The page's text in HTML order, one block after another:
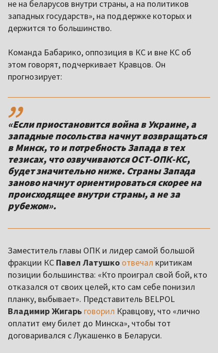
не на беларусов внутри страны, а на политиков
западных государств», на поддержке которых и
держится то большинство.
Команда Бабарико, оппозиция в КС и вне КС об
этом говорят, подчеркивает Кравцов. Он
прогнозирует:
,,
«Если приостановится война в Украине, а
западные посольства начнут возвращаться
в Минск, то и потребность Запада в тех
тезисах, что озвучиваются ОСТ-ОПК-КС,
будет значительно ниже. Страны Запада
заново начнут ориентироваться скорее на
происходящее внутри страны, а не за
рубежом».
Заместитель главы ОПК и лидер самой большой
фракции КС Павел Латушко отвечал критикам
позиции большинства: «Кто проиграл свой бой, кто
отказался от своих целей, кто сам себе понизил
планку, выбывает». Представитель BELPOL
Владимир Жигарь говорил Кравцову, что «лично
оплатит ему билет до Минска», чтобы тот
договаривался с Лукашенко в Беларуси.